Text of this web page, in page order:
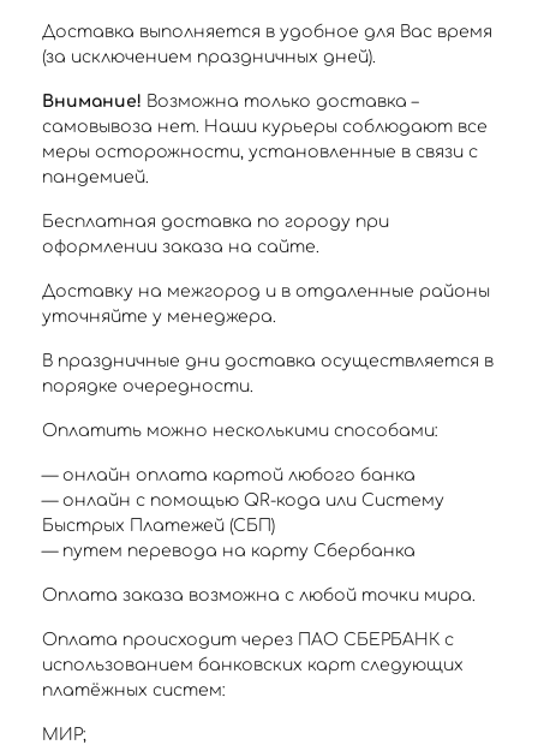
Доставка выполняется в удобное для Вас время
(за исключением праздничных дней).
Внимание! Возможна только доставка –
самовывоза нет. Наши курьеры соблюдают все
меры осторожности, установленные в связи с
пандемией.
Бесплатная доставка по городу при
оформлении заказа на сайте.
Доставку на межгород и в отдаленные районы
уточняйте у менеджера.
В праздничные дни доставка осуществляется в
порядке очередности.
Оплатить можно несколькими способами:
— онлайн оплата картой любого банка
— онлайн с помощью QR-кода или Систему
Быстрых Платежей (СБП)
— путем перевода на карту Сбербанка
Оплата заказа возможна с любой точки мира.
Оплата происходит через ПАО СБЕРБАНК с
использованием банковских карт следующих
платёжных систем:
МИР;